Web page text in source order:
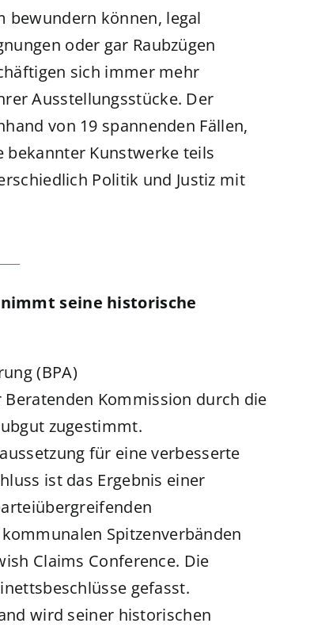
bewundern können, legal
oder gar Raubzügen
sich immer mehr
Ausstellungsstücke. Der
von 19 spannenden Fällen,
bekannter Kunstwerke teils
Politik und Justiz mit
seine historische
(BPA)
Kommission durch die
zugestimmt.
für eine verbesserte
ist das Ergebnis einer
Spitzenverbänden
Claims Conference. Die
gefasst.
wird seiner historischen